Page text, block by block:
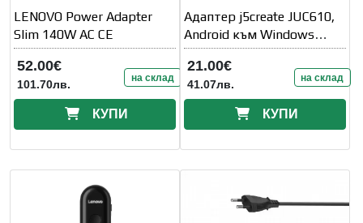
LENOVO Power Adapter
Slim 140W AC CE
52.00€
101.70лв. на склад
КУПИ
Адаптер j5create JUC610,
Android към Windows
монитор, USB 2.0
21.00€
41.07лв. на склад
КУПИ